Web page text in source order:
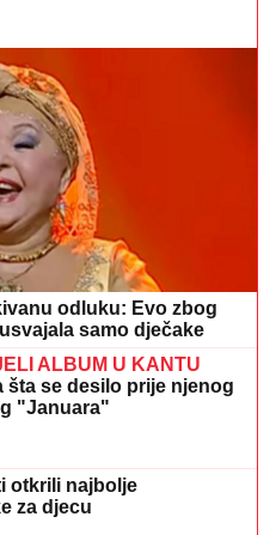
odluku: Evo zbog
samo dječake
ALBUM U KANTU
šta se desilo prije njenog
"Januara"
otkrili najbolje
za djecu